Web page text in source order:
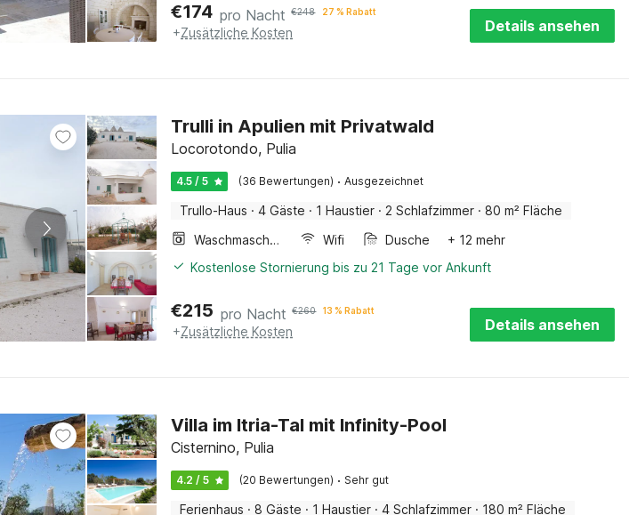
€174 pro Nacht €248 27 % Rabatt
+Zusätzliche Kosten Details ansehen
Trulli in Apulien mit Privatwald
Locorotondo, Pulia
4.5 / 5 (36 Bewertungen) · Ausgezeichnet
Trullo-Haus · 4 Gäste · 1 Haustier · 2 Schlafzimmer · 80 m² Fläche
Waschmaschine
Wifi Dusche
+ 12 mehr
Kostenlose Stornierung bis zu 21 Tage vor Ankunft
€215 pro Nacht €260 13 % Rabatt
+Zusätzliche Kosten Details ansehen
Villa im Itria-Tal mit Infinity-Pool
Cisternino, Pulia
4.2 / 5 (20 Bewertungen) · Sehr gut
Ferienhaus · 8 Gäste · 1 Haustier · 4 Schlafzimmer · 180 m² Fläche